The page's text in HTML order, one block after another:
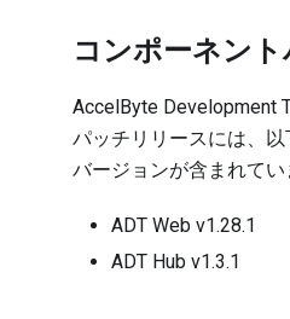
コンポーネン
AccelByte Development
パッチリリースには、
バージョンが含まれてい
ADT Web v1.28.1
ADT Hub v1.3.1